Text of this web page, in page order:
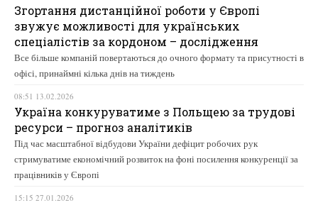
Згортання дистанційної роботи у Європі
звужує можливості для українських
спеціалістів за кордоном – дослідження
Все більше компаній повертаються до очного формату та присутності в
офісі, принаймні кілька днів на тиждень
08:51 13.02.2026
Україна конкуруватиме з Польщею за трудові
ресурси – прогноз аналітиків
Під час масштабної відбудови України дефіцит робочих рук
стримуватиме економічний розвиток на фоні посилення конкуренції за
працівників у Європі
15:15 27.01.2026